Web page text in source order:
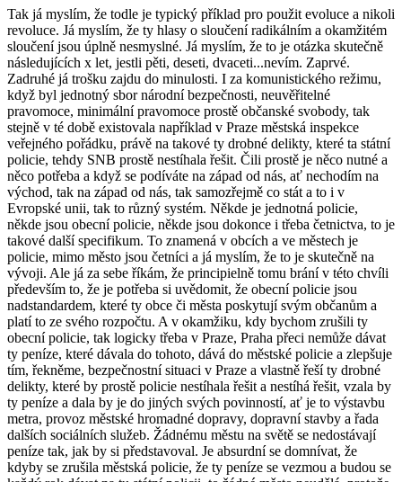
Tak já myslím, že todle je typický příklad pro použit evoluce a nikoli
revoluce. Já myslím, že ty hlasy o sloučení radikálním a okamžitém
sloučení jsou úplně nesmyslné. Já myslím, že to je otázka skutečně
následujících x let, jestli pěti, deseti, dvaceti...nevím. Zaprvé.
Zadruhé já trošku zajdu do minulosti. I za komunistického režimu,
když byl jednotný sbor národní bezpečnosti, neuvěřitelné
pravomoce, minimální pravomoce prostě občanské svobody, tak
stejně v té době existovala například v Praze městská inspekce
veřejného pořádku, právě na takové ty drobné delikty, které ta státní
policie, tehdy SNB prostě nestíhala řešit. Čili prostě je něco nutné a
něco potřeba a když se podíváte na západ od nás, ať nechodím na
východ, tak na západ od nás, tak samozřejmě co stát a to i v
Evropské unii, tak to různý systém. Někde je jednotná policie,
někde jsou obecní policie, někde jsou dokonce i třeba četnictva, to je
takové další specifikum. To znamená v obcích a ve městech je
policie, mimo město jsou četníci a já myslím, že to je skutečně na
vývoji. Ale já za sebe říkám, že principielně tomu brání v této chvíli
především to, že je potřeba si uvědomit, že obecní policie jsou
nadstandardem, které ty obce či města poskytují svým občanům a
platí to ze svého rozpočtu. A v okamžiku, kdy bychom zrušili ty
obecní policie, tak logicky třeba v Praze, Praha přeci nemůže dávat
ty peníze, které dávala do tohoto, dává do městské policie a zlepšuje
tím, řekněme, bezpečnostní situaci v Praze a vlastně řeší ty drobné
delikty, které by prostě policie nestíhala řešit a nestíhá řešit, vzala by
ty peníze a dala by je do jiných svých povinností, ať je to výstavbu
metra, provoz městské hromadné dopravy, dopravní stavby a řada
dalších sociálních služeb. Žádnému městu na světě se nedostávají
peníze tak, jak by si představoval. Je absurdní se domnívat, že
kdyby se zrušila městská policie, že ty peníze se vezmou a budou se